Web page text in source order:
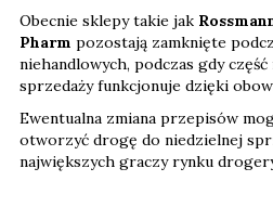
Obecnie sklepy takie jak
Pharm pozostają zamknięte
niehandlowych, podczas gdy
sprzedaży funkcjonuje dzięki
Ewentualna zmiana przepisów
otworzyć drogę do niedzielnej
największych graczy rynku